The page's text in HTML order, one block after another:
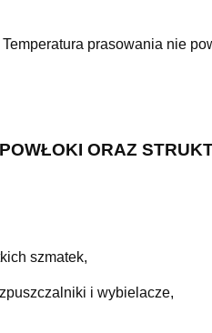
prasowania nie
ORAZ
szmatek,
i wybielacze,